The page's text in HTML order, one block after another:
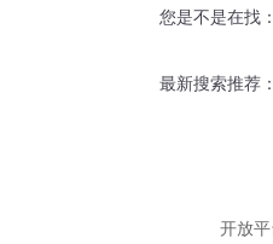
您是不是在找：
最新搜索推荐：
开放平